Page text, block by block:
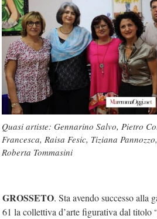
Quasi artiste: Gennarino Salvo, Pietro
Francesca, Raisa Fesic, Tiziana
Roberta Tommasini
GROSSETO. Sta avendo successo
61 la collettiva d’arte figurativa dal titolo